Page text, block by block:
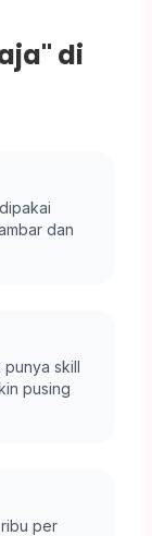
di
dan
skill
pusing
per